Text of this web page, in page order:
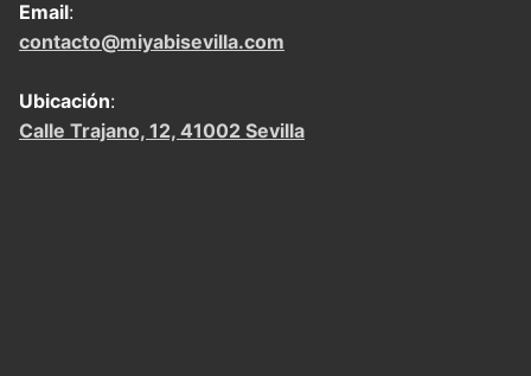
Email:
contacto@miyabisevilla.com
Ubicación:
Calle Trajano, 12, 41002 Sevilla